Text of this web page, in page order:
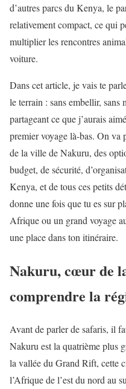
d’autres parcs du Kenya, le
relativement compact, ce qui
multiplier les rencontres
voiture.
Dans cet article, je vais te
le terrain : sans embellir, sans
partageant ce que j’aurais
premier voyage là-bas. On va
de la ville de Nakuru, des
budget, de sécurité,
Kenya, et de tous ces petits
donne une fois que tu es sur
Afrique ou un grand voyage
une place dans ton itinéraire.
Nakuru, cœur de
comprendre la
Avant de parler de safaris, il
Nakuru est la quatrième plus
la vallée du Grand Rift, cette
l’Afrique de l’est du nord au